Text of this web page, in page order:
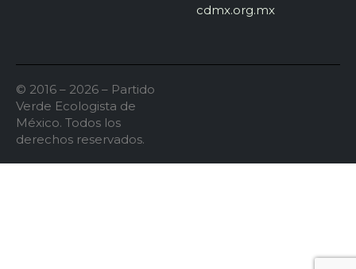
cdmx.org.mx
© 2016 – 2026 – Partido
Verde Ecologista de
México. Todos los
derechos reservados.